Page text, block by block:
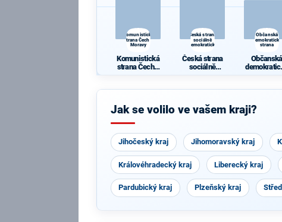
Komunistická
strana Čech a
Moravy
Komunistická
strana Čech a
Česká strana
sociálně
demokratická
Česká strana
sociálně
Občanská
demokratická
strana
Občanská
Jak se volilo ve vašem kraji?
Jihočeský kraj Jihomoravský kraj
Královéhradecký kraj Liberecký kraj
Pardubický kraj Plzeňský kraj